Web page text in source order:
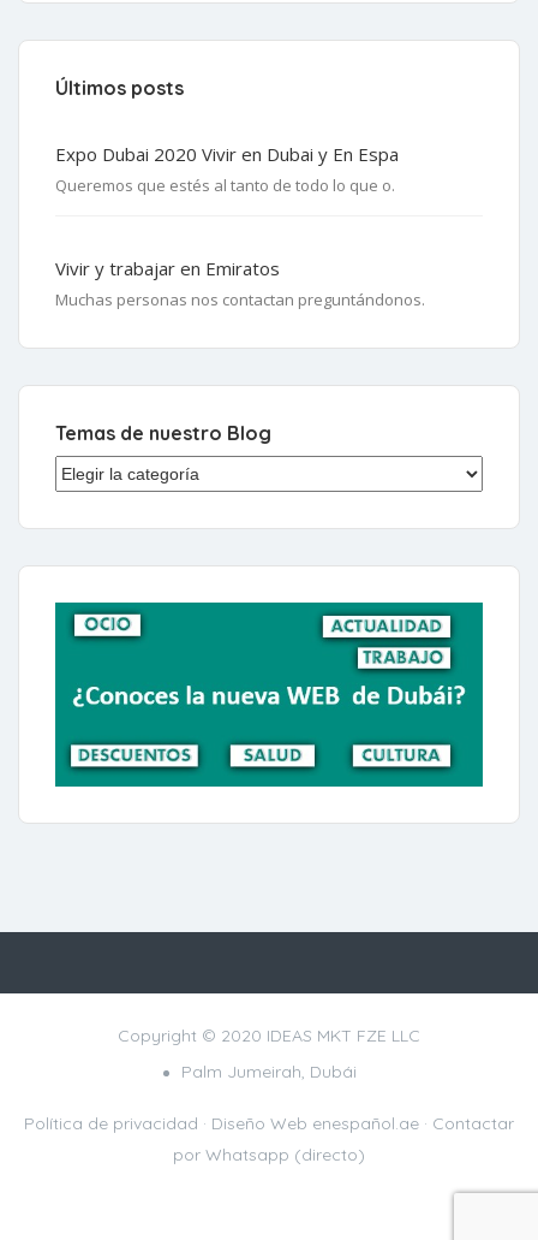
Últimos posts
Expo Dubai 2020 Vivir en Dubai y En Espa
Queremos que estés al tanto de todo lo que o.
Vivir y trabajar en Emiratos
Muchas personas nos contactan preguntándonos.
Temas de nuestro Blog
Temas de nuestro Blog
Copyright © 2020 IDEAS MKT FZE LLC
Palm Jumeirah, Dubái
Política de privacidad · Diseño Web enespañol.ae · Contactar
por Whatsapp (directo)